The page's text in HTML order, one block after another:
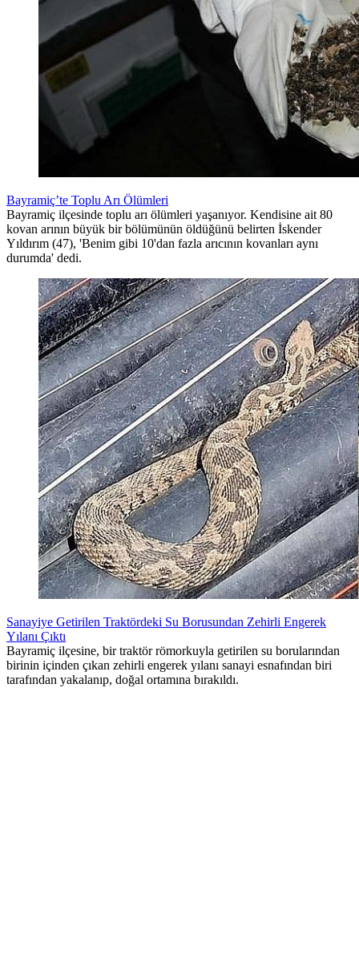
Bayramiç’te Toplu Arı Ölümleri
Bayramiç ilçesinde toplu arı ölümleri yaşanıyor. Kendisine ait 80
kovan arının büyük bir bölümünün öldüğünü belirten İskender
Yıldırım (47), 'Benim gibi 10'dan fazla arıcının kovanları aynı
durumda' dedi.
Sanayiye Getirilen Traktördeki Su Borusundan Zehirli Engerek
Yılanı Çıktı
Bayramiç ilçesine, bir traktör römorkuyla getirilen su borularından
birinin içinden çıkan zehirli engerek yılanı sanayi esnafından biri
tarafından yakalanıp, doğal ortamına bırakıldı.